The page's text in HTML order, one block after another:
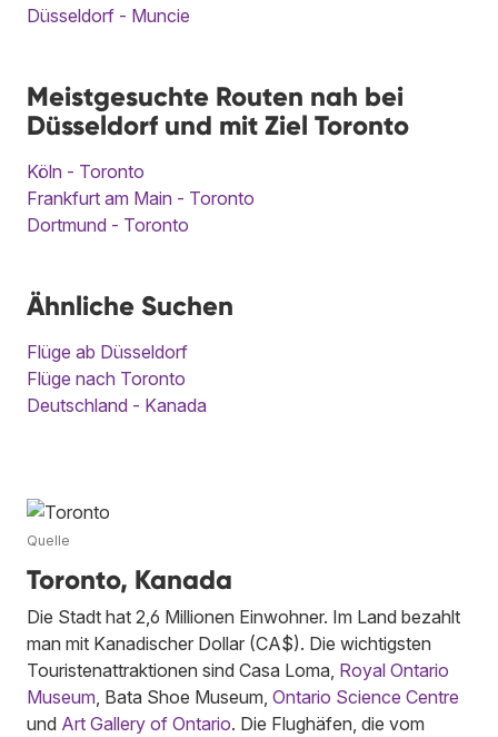
Düsseldorf - Muncie
Meistgesuchte Routen nah bei
Düsseldorf und mit Ziel Toronto
Köln - Toronto
Frankfurt am Main - Toronto
Dortmund - Toronto
Ähnliche Suchen
Flüge ab Düsseldorf
Flüge nach Toronto
Deutschland - Kanada
Quelle
Toronto, Kanada
Die Stadt hat 2,6 Millionen Einwohner. Im Land bezahlt
man mit Kanadischer Dollar (CA$). Die wichtigsten
Touristenattraktionen sind Casa Loma, Royal Ontario
Museum , Bata Shoe Museum, Ontario Science Centre
und Art Gallery of Ontario. Die Flughäfen, die vom